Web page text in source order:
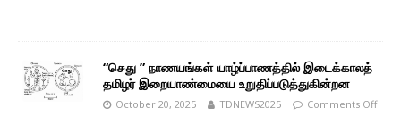
“செது ” நாணயங்கள் யாழ்ப்பாணத்தில் இடைக்காலத்
தமிழர் இறையாண்மையை உறுதிப்படுத்துகின்றன
October 20, 2025 TDNEWS2025 Comments Off